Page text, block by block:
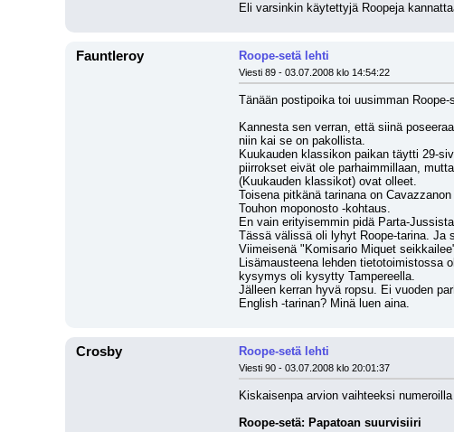
Eli varsinkin käytettyjä Roopeja
Fauntleroy Roope-setä lehti
Viesti 89 - 03.07.2008 klo 14:54:22
Tänään postipoika toi uusimman Roope-
Kannesta sen verran, että siinä
niin kai se on pakollista.
Kuukauden klassikon paikan täytti 29-
piirrokset eivät ole parhaimmillaan,
(Kuukauden klassikot) ovat olleet.
Toisena pitkänä tarinana on
Touhon moponosto -kohtaus.
En vain erityisemmin pidä Parta-
Tässä välissä oli lyhyt Roope-tarina. Ja
Viimeisenä "Komisario Miquet
Lisämausteena lehden tietotoimistossa
kysymys oli kysytty Tampereella.
Jälleen kerran hyvä ropsu. Ei vuoden
English -tarinan? Minä luen aina.
Crosby Roope-setä lehti
Viesti 90 - 03.07.2008 klo 20:01:37
Kiskaisenpa arvion vaihteeksi
Roope-setä: Papatoan suurvisiiri